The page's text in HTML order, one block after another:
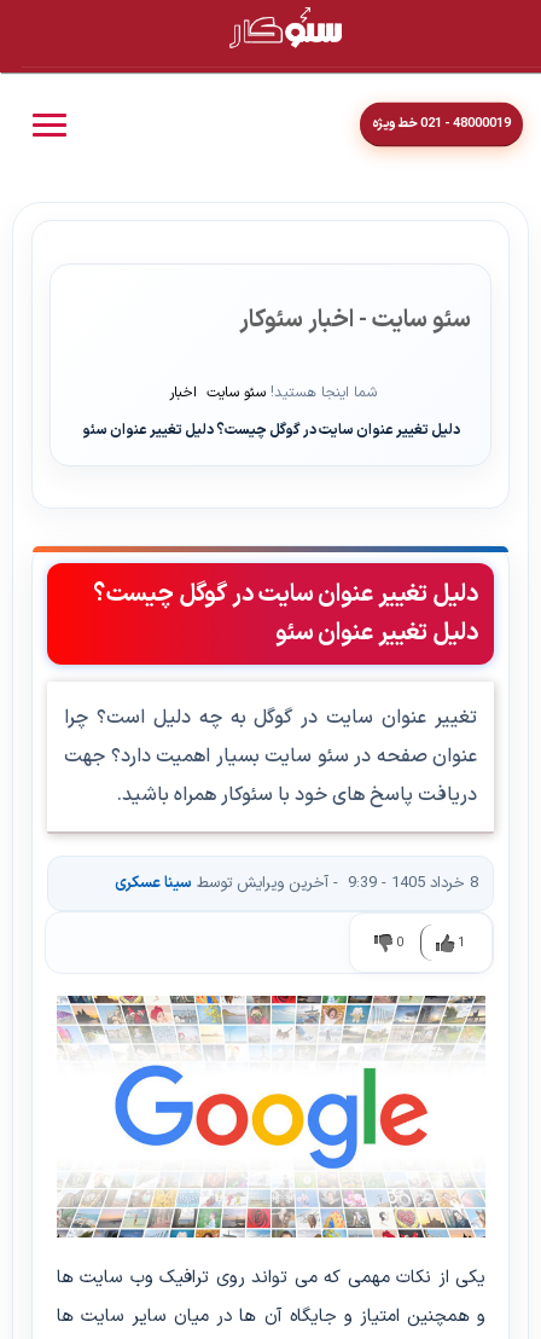
48000019 - 021 خط ویژه
سئو سایت - اخبار سئوکار
شما اینجا هستید! سئو سایت اخبار
دلیل تغییر عنوان سایت در گوگل چیست؟ دلیل تغییر عنوان سئو
دلیل تغییر عنوان سایت در گوگل چیست؟
دلیل تغییر عنوان سئو
تغییر عنوان سایت در گوگل به چه دلیل است؟ چرا
عنوان صفحه در سئو سایت بسیار اهمیت دارد؟ جهت
دریافت پاسخ های خود با سئوکار همراه باشید.
8 خرداد 1405 - 9:39 - آخرین ویرایش توسط سینا عسکری
1
0
یکی از نکات مهمی که می تواند روی ترافیک وب سایت ها
و همچنین امتیاز و جایگاه آن ها در میان سایر سایت ها